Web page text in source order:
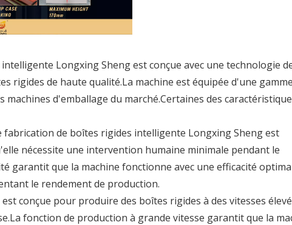
Longxing Sheng est conçue avec une technologie
rigides de haute qualité.La machine est équipée d'une
d'emballage du marché.Certaines des
fabrication de boîtes rigides intelligente Longxing Sheng est
nécessite une intervention humaine minimale pendant le
garantit que la machine fonctionne avec une efficacité
le rendement de production.
conçue pour produire des boîtes rigides à des vitesses
fonction de production à grande vitesse garantit que la